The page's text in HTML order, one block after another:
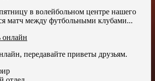
в волейбольном центре нашего
матч между футбольными клубами...
передавайте приветы друзьям.